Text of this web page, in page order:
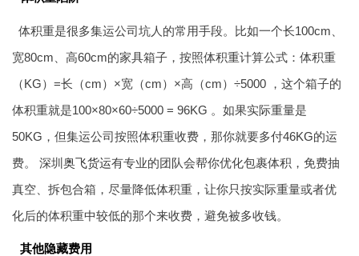
体积重是很多集运公司坑人的常用手段。比如一个长100cm、
宽80cm、高60cm的家具箱子，按照体积重计算公式：体积重
（KG）=长（cm）×宽（cm）×高（cm）÷5000 ，这个箱子的
体积重就是100×80×60÷5000 = 96KG 。如果实际重量是
50KG，但集运公司按照体积重收费，那你就要多付46KG的运
费。 深圳 奥飞货运有专业的团队会帮你优化包裹体积，免费抽
真空、拆包合箱，尽量降低体积重，让你只按实际重量或者优
化后的体积重中较低的那个来收费，避免被多收钱。
其他隐藏费用